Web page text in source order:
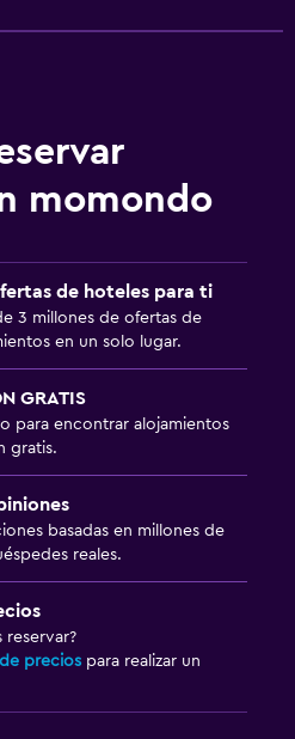
momondo
de hoteles para ti
3 millones de ofertas de
en un solo lugar.
GRATIS
para encontrar alojamientos
gratis.
basadas en millones de
reales.
reservar?
precios para realizar un